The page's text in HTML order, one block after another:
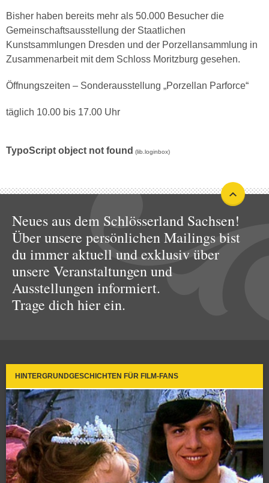
Bisher haben bereits mehr als 50.000 Besucher die
Gemeinschaftsausstellung der Staatlichen
Kunstsammlungen Dresden und der Porzellansammlung in
Zusammenarbeit mit dem Schloss Moritzburg gesehen.
Öffnungszeiten – Sonderausstellung „Porzellan Parforce“
täglich 10.00 bis 17.00 Uhr
TypoScript object not found (lib.loginbox)
Neues aus dem Schlösserland Sachsen!
Über unsere persönlichen Mailings bist
du immer aktuell und exklusiv über
unsere Veranstaltungen und
Ausstellungen informiert.
Trage dich hier ein.
HINTERGRUNDGESCHICHTEN FÜR FILM-FANS